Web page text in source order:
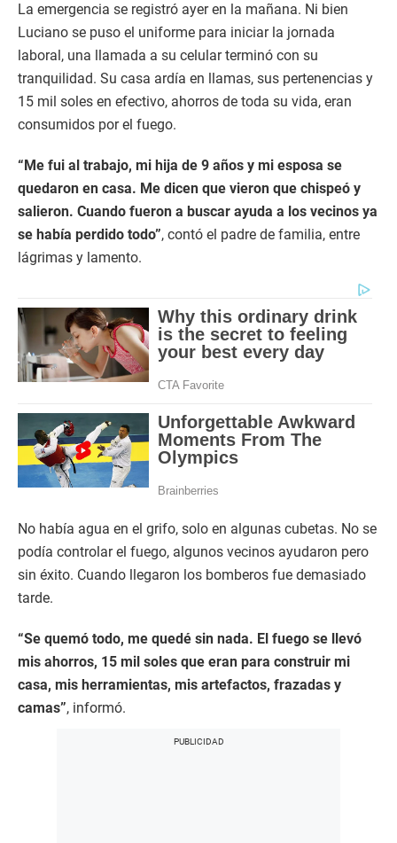
La emergencia se registró ayer en la mañana. Ni bien
Luciano se puso el uniforme para iniciar la jornada
laboral, una llamada a su celular terminó con su
tranquilidad. Su casa ardía en llamas, sus pertenencias y
15 mil soles en efectivo, ahorros de toda su vida, eran
consumidos por el fuego.
“Me fui al trabajo, mi hija de 9 años y mi esposa se
quedaron en casa. Me dicen que vieron que chispeó y
salieron. Cuando fueron a buscar ayuda a los vecinos ya
se había perdido todo”, contó el padre de familia, entre
lágrimas y lamento.
No había agua en el grifo, solo en algunas cubetas. No se
podía controlar el fuego, algunos vecinos ayudaron pero
sin éxito. Cuando llegaron los bomberos fue demasiado
tarde.
“Se quemó todo, me quedé sin nada. El fuego se llevó
mis ahorros, 15 mil soles que eran para construir mi
casa, mis herramientas, mis artefactos, frazadas y
camas”, informó.